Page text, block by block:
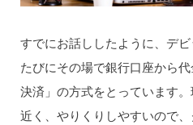
すでにお話ししたように、デ
たびにその場で銀行口座から
決済」の方式をとっています
近く、やりくりしやすいので